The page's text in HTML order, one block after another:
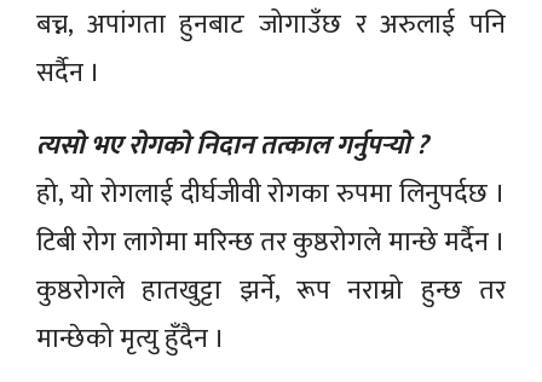
बच्न, अपांगता हुनबाट जोगाउँछ र अरुलाई पनि
सर्दैन ।
त्यसो भए रोगको निदान तत्काल गर्नुपर्‍यो ?
हो, यो रोगलाई दीर्घजीवी रोगका रुपमा लिनुपर्दछ ।
टिबी रोग लागेमा मरिन्छ तर कुष्ठरोगले मान्छे मर्दैन ।
कुष्ठरोगले हातखुट्टा झर्ने, रूप नराम्रो हुन्छ तर
मान्छेको मृत्यु हुँदैन ।